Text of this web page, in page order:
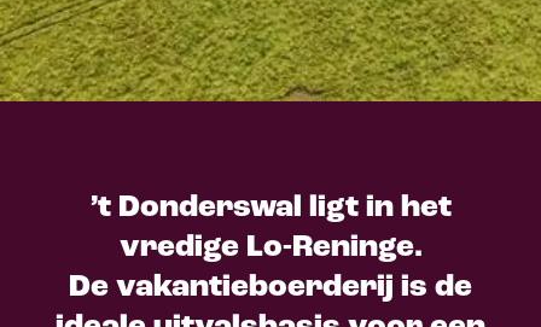
’t Donderswal ligt in het
vredige Lo-Reninge.
De vakantieboerderij is de